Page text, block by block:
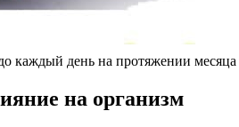
каждый день на протяжении месяца
на организм